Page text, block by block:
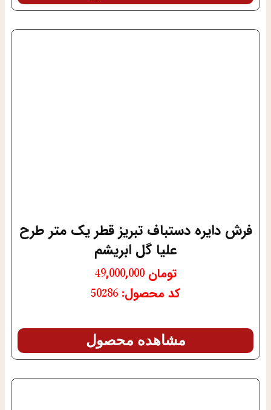
فرش دایره دستباف تبریز قطر یک متر طرح
علیا گل ابریشم
تومان 49,000,000
کد محصول: 50286
مشاهده محصول